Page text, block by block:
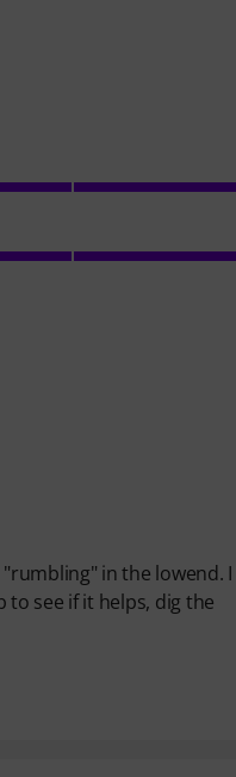
"rumbling" in the lowend.
see if it helps, dig the